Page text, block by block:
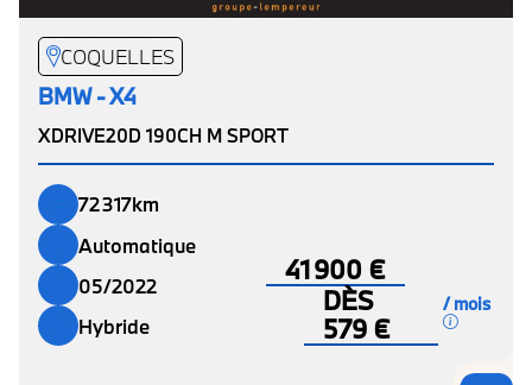
COQUELLES
BMW - X4
XDRIVE20D 190CH M SPORT
72 317km
Automatique
05/2022
Hybride
41 900 €
DÈS
579 €
/ mois